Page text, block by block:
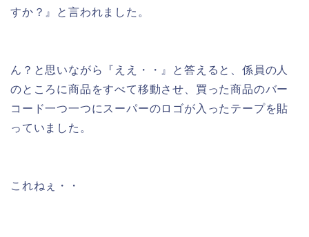
すか？』と言われました。
ん？と思いながら『ええ・・』と答えると、係員の人
のところに商品をすべて移動させ、買った商品のバー
コード一つ一つにスーパーのロゴが入ったテープを貼
っていました。
これねぇ・・